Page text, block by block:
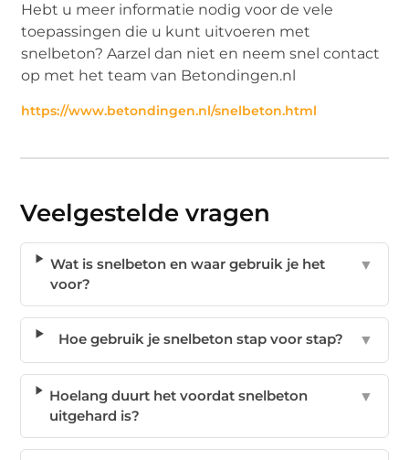
Hebt u meer informatie nodig voor de vele
toepassingen die u kunt uitvoeren met
snelbeton? Aarzel dan niet en neem snel contact
op met het team van Betondingen.nl
https://www.betondingen.nl/snelbeton.html
Veelgestelde vragen
Wat is snelbeton en waar gebruik je het
voor?
▼
Hoe gebruik je snelbeton stap voor stap? ▼
Hoelang duurt het voordat snelbeton
uitgehard is?
▼